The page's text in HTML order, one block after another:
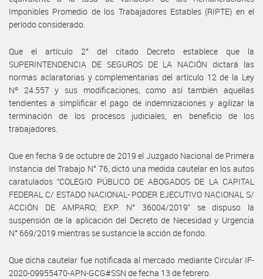
Imponibles Promedio de los Trabajadores Estables (RIPTE) en el
período considerado.
Que el artículo 2° del citado Decreto establece que la
SUPERINTENDENCIA DE SEGUROS DE LA NACIÓN dictará las
normas aclaratorias y complementarias del artículo 12 de la Ley
Nº 24.557 y sus modificaciones, como así también aquellas
tendientes a simplificar el pago de indemnizaciones y agilizar la
terminación de los procesos judiciales, en beneficio de los
trabajadores.
Que en fecha 9 de octubre de 2019 el Juzgado Nacional de Primera
Instancia del Trabajo N° 76, dictó una medida cautelar en los autos
caratulados “COLEGIO PÚBLICO DE ABOGADOS DE LA CAPITAL
FEDERAL C/ ESTADO NACIONAL- PODER EJECUTIVO NACIONAL S/
ACCIÓN DE AMPARO; EXP. N° 36004/2019” se dispuso la
suspensión de la aplicación del Decreto de Necesidad y Urgencia
N° 669/2019 mientras se sustancie la acción de fondo.
Que dicha cautelar fue notificada al mercado mediante Circular IF-
2020-09955470-APN-GCG#SSN de fecha 13 de febrero.